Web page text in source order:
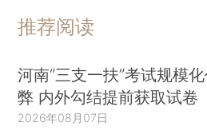
推荐阅读
河南“三支一扶”考试规模
弊 内外勾结提前获取试卷
2026年08月07日